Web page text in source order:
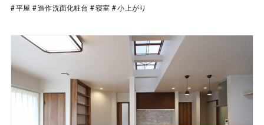
平屋
造作洗面化粧台 寝室 小上がり